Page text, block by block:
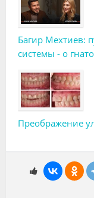
Багир Мехтиев:
системы - о
Преображение